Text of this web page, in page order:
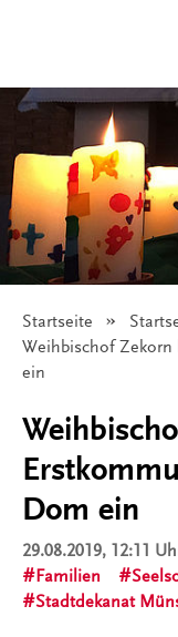
Startseite
Angezeigt:
Weihbischof
ein
Dom ein
29.08.2019, 12:11
Familien
Stadtdekanat